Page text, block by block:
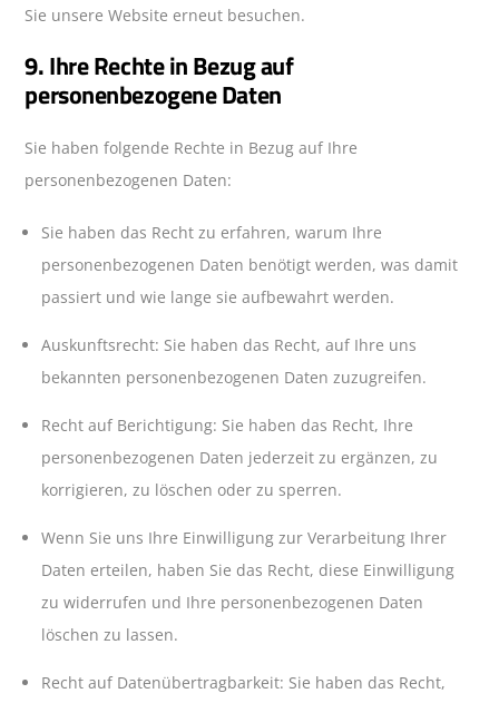
Sie unsere Website erneut besuchen.
9. Ihre Rechte in Bezug auf
personenbezogene Daten
Sie haben folgende Rechte in Bezug auf Ihre
personenbezogenen Daten:
Sie haben das Recht zu erfahren, warum Ihre
personenbezogenen Daten benötigt werden, was damit
passiert und wie lange sie aufbewahrt werden.
Auskunftsrecht: Sie haben das Recht, auf Ihre uns
bekannten personenbezogenen Daten zuzugreifen.
Recht auf Berichtigung: Sie haben das Recht, Ihre
personenbezogenen Daten jederzeit zu ergänzen, zu
korrigieren, zu löschen oder zu sperren.
Wenn Sie uns Ihre Einwilligung zur Verarbeitung Ihrer
Daten erteilen, haben Sie das Recht, diese Einwilligung
zu widerrufen und Ihre personenbezogenen Daten
löschen zu lassen.
Recht auf Datenübertragbarkeit: Sie haben das Recht,